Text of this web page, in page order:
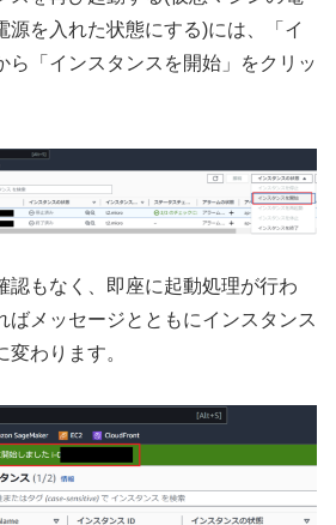
源を入れた状態にする)には、「イ
ら「インスタンスを開始」をクリッ
認もなく、即座に起動処理が行わ
ばメッセージとともにインスタンス
わります。